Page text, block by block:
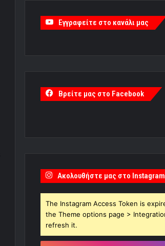
Εγγραφείτε στο κανάλι μας
Βρείτε μας στο Facebook
Ακολουθήστε μας στο Instagram
The Instagram Access Token is
the Theme options page >
refresh it.